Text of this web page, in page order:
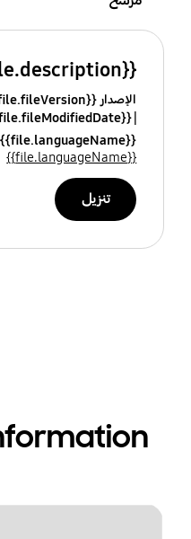
{{file.description}}
الإصدار {{file.fileVersion}}
{{file.fileModifiedDate}}
{{file.languageName}}
{{file.languageName}}
تنزيل